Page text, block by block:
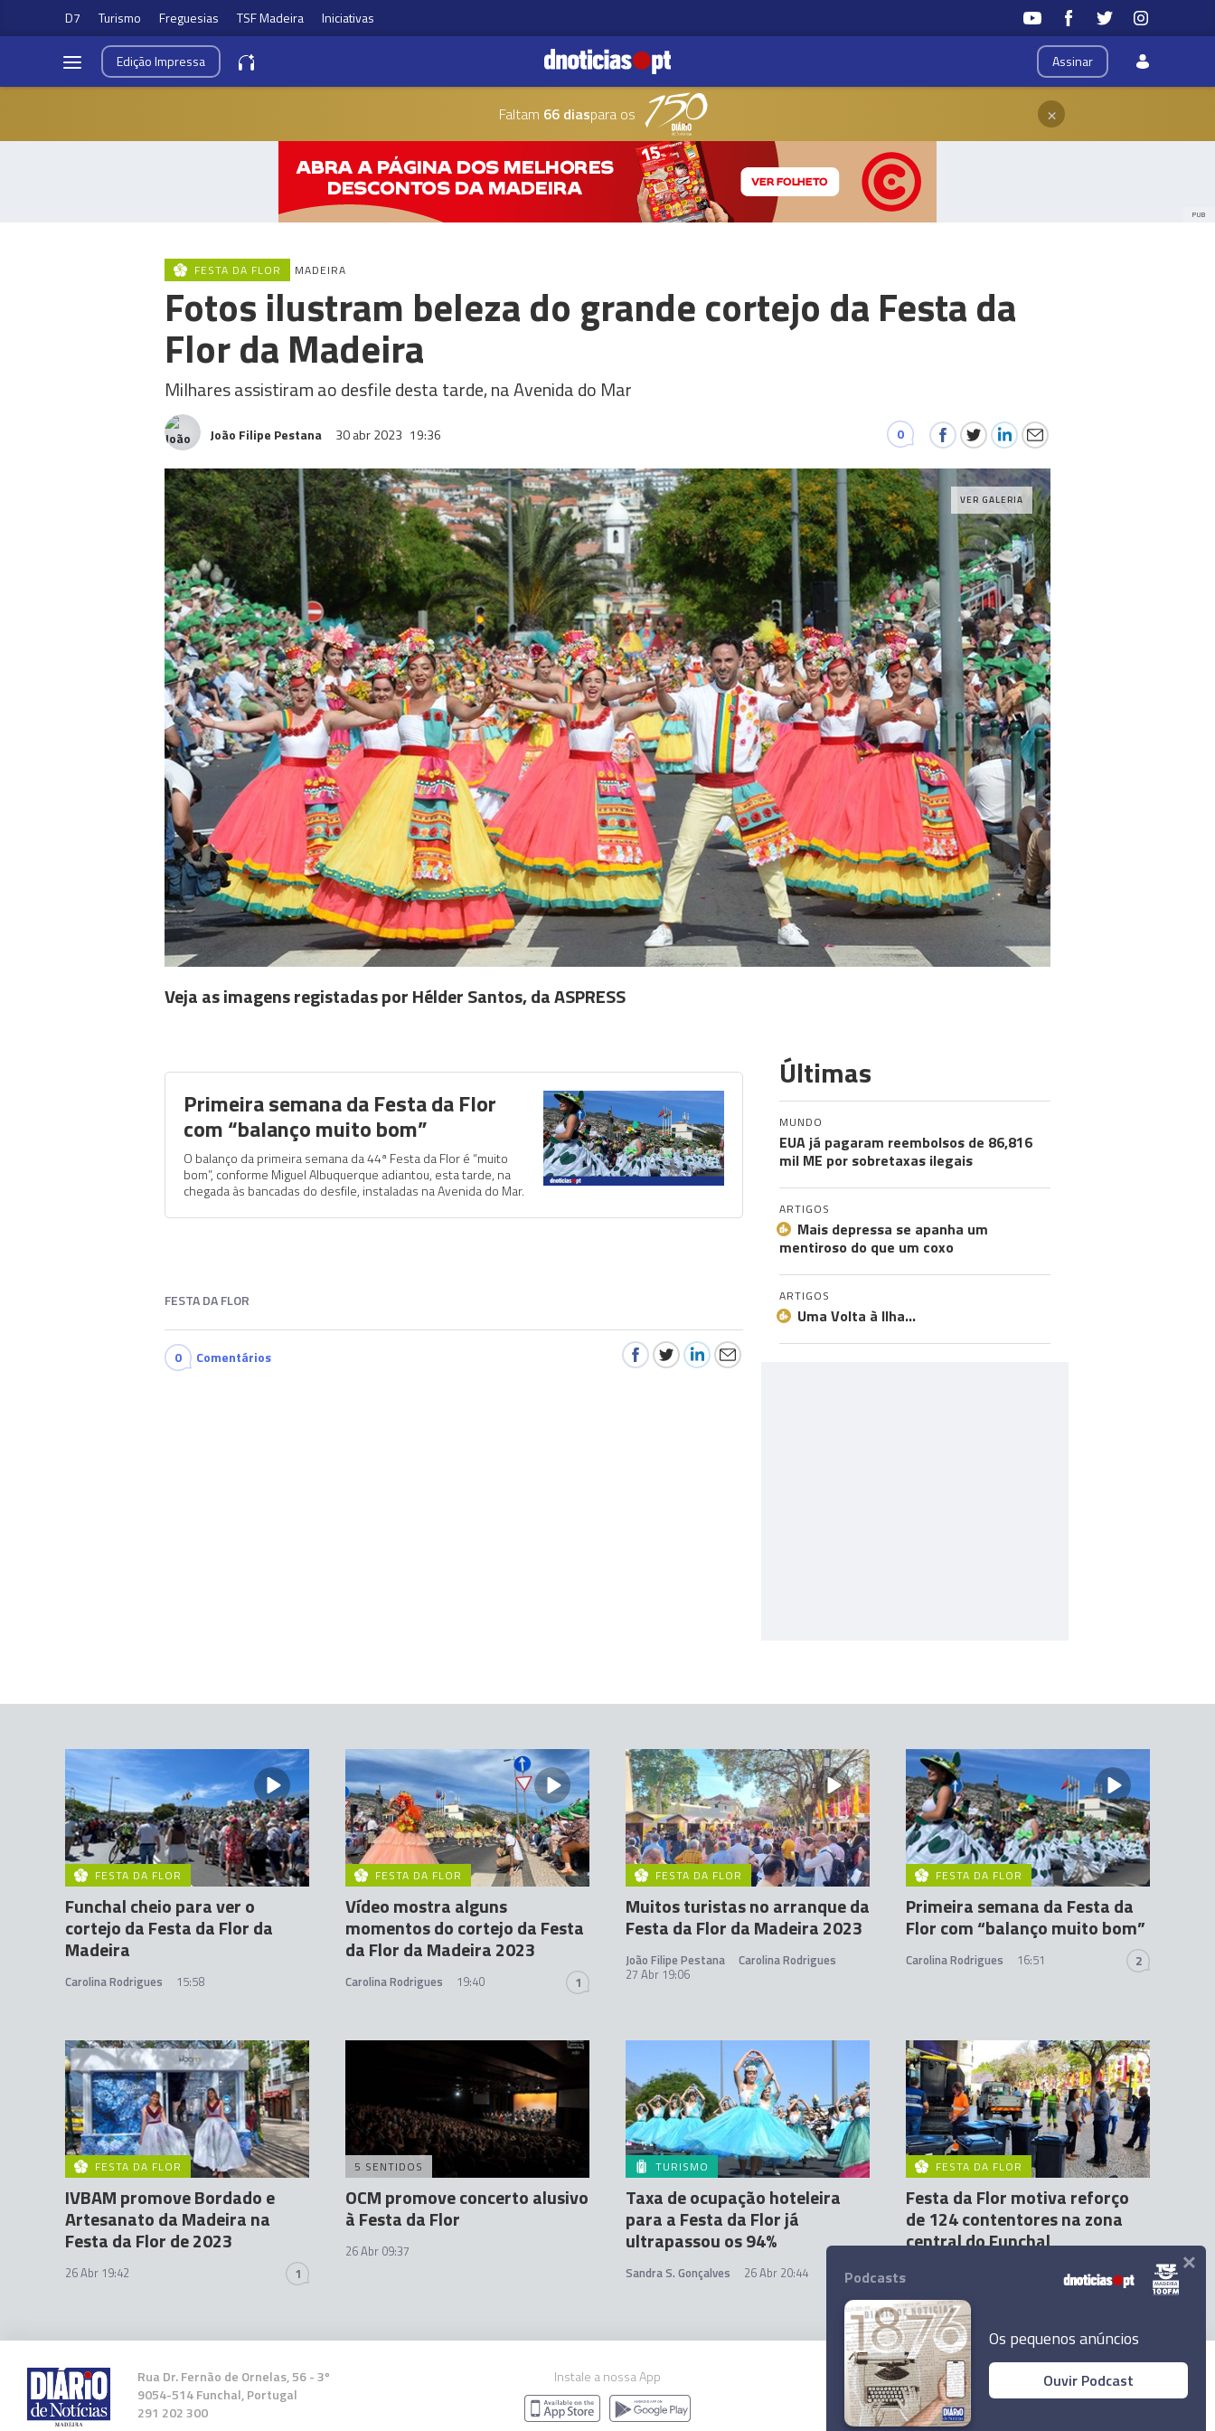
D7 Turismo Freguesias TSF Madeira Iniciativas
Assinar
EdiçãoImpressa
Faltam 66 diaspara os ×
PUB
FESTA DA FLOR MADEIRA
Fotos ilustram beleza do grande cortejo da Festa da
Flor da Madeira
Milhares assistiram ao desfile desta tarde, na Avenida do Mar
João Filipe Pestana 30 abr 2023 19:36 0
VER GALERIA
Veja as imagens registadas por Hélder Santos, da ASPRESS
Primeira semana da Festa da Flor
com “balanço muito bom”
O balanço da primeira semana da 44ª Festa da Flor é “muito
bom”, conforme Miguel Albuquerque adiantou, esta tarde, na
chegada às bancadas do desfile, instaladas na Avenida do Mar.
FESTA DA FLOR
0 Comentários
Últimas
MUNDO
EUA já pagaram reembolsos de 86,816
mil ME por sobretaxas ilegais
ARTIGOS
Mais depressa se apanha um
mentiroso do que um coxo
ARTIGOS
Uma Volta à Ilha…
FESTA DA FLOR
Funchal cheio para ver o
cortejo da Festa da Flor da
Madeira
Carolina Rodrigues 15:58
FESTA DA FLOR
Vídeo mostra alguns
momentos do cortejo da Festa
da Flor da Madeira 2023
Carolina Rodrigues 19:40 1
FESTA DA FLOR
Muitos turistas no arranque da
Festa da Flor da Madeira 2023
João Filipe Pestana
Carolina Rodrigues
27 Abr 19:06
FESTA DA FLOR
Primeira semana da Festa da
Flor com “balanço muito bom”
Carolina Rodrigues 16:51 2
FESTA DA FLOR
IVBAM promove Bordado e
Artesanato da Madeira na
Festa da Flor de 2023
26 Abr 19:42 1
5 SENTIDOS
OCM promove concerto alusivo
à Festa da Flor
26 Abr 09:37
TURISMO
Taxa de ocupação hoteleira
para a Festa da Flor já
ultrapassou os 94%
Sandra S. Gonçalves 26 Abr 20:44
FESTA DA FLOR
Festa da Flor motiva reforço
de 124 contentores na zona
central do Funchal
28 Abr 12:10
Rua Dr. Fernão de Ornelas, 56 - 3º
9054-514 Funchal, Portugal
291 202 300
Instale a nossa App
© 2023 Empresa Diário de Notícias, Lda.
Podcasts
Os pequenos anúncios
Ouvir Podcast
×